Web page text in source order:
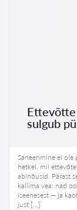
sulgub
Saneerimine ei
hetkel, mil
abinõusid. Pärast
kallima vea: nad
iseenesest — ja
just […]